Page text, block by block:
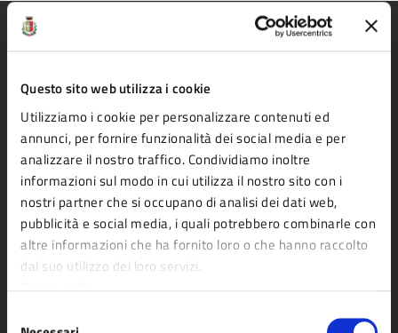
Questo sito web utilizza i cookie
Utilizziamo i cookie per personalizzare contenuti ed
annunci, per fornire funzionalità dei social media e per
analizzare il nostro traffico. Condividiamo inoltre
informazioni sul modo in cui utilizza il nostro sito con i
nostri partner che si occupano di analisi dei dati web,
pubblicità e social media, i quali potrebbero combinarle con
altre informazioni che ha fornito loro o che hanno raccolto
dal suo utilizzo dei loro servizi.
Comune di Fidenza
AMMINISTRAZIONE
Organi di governo
Aree amministrative
Uffici
Enti e fondazioni